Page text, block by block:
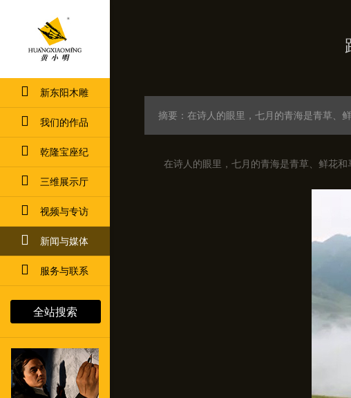
新东阳木雕
我们的作品
乾隆宝座纪
三维展示厅
视频与专访
新闻与媒体
服务与联系
全站搜索
摘要：在诗人的眼里，七月的青海是青草、
在诗人的眼里，七月的青海是青草、鲜花